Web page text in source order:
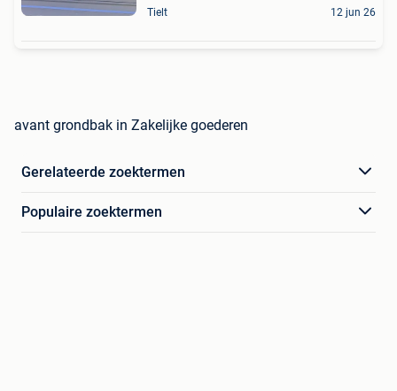
Tielt 12 jun 26
avant grondbak in Zakelijke goederen
Gerelateerde zoektermen
Populaire zoektermen